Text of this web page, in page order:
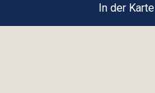
In der Karte